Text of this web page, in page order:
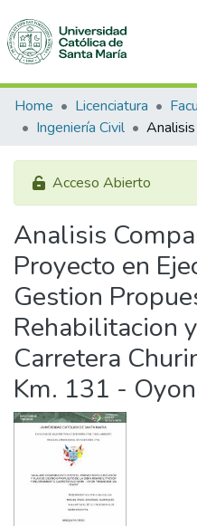
Communities & Collections
All of DSpace
Statistics
Home Licenciatura
Ingeniería Civil
Acceso Abierto
Analisis
Proyecto en
Gestion
Rehabilitacion
Carretera
Km. 131 - Oyon